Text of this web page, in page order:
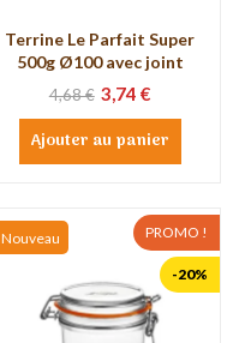
Terrine Le Parfait Super
500g Ø100 avec joint
4,68 € 3,74 €
Ajouter au panier
PROMO !
-20%
Nouveau